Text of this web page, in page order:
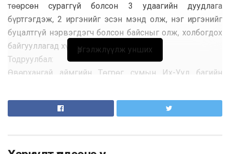
төөрсөн сураггүй болсон 3 удаагийн дуудлага
бүртгэгдэж, 2 иргэнийг эсэн мэнд олж, нэг иргэнийг
буцалтгүй нэрвэгдэгч болсон байсныг олж, холбогдох
байгууллагад хүлээлгэн өглөө.
Тодруулбал:
Өвөрхангай аймгийн Төгрөг сумын Их-Уул багийн
/2025.11.06/ 16:00 цагт мотоциклоор хонь хариулж
яваад сураггүй болсон мэдээллийг 21:50 цагт
Үргэлжлүүлж унших